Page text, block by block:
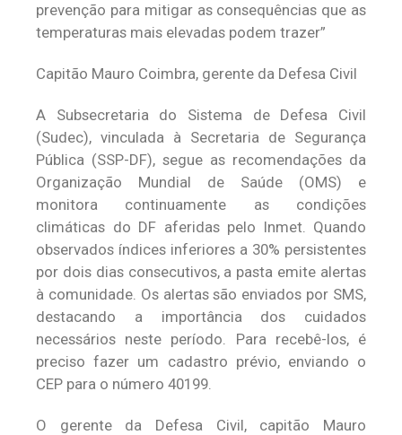
prevenção para mitigar as consequências que as
temperaturas mais elevadas podem trazer”
Capitão Mauro Coimbra, gerente da Defesa Civil
A Subsecretaria do Sistema de Defesa Civil
(Sudec), vinculada à Secretaria de Segurança
Pública (SSP-DF), segue as recomendações da
Organização Mundial de Saúde (OMS) e
monitora continuamente as condições
climáticas do DF aferidas pelo Inmet. Quando
observados índices inferiores a 30% persistentes
por dois dias consecutivos, a pasta emite alertas
à comunidade. Os alertas são enviados por SMS,
destacando a importância dos cuidados
necessários neste período. Para recebê-los, é
preciso fazer um cadastro prévio, enviando o
CEP para o número 40199.
O gerente da Defesa Civil, capitão Mauro